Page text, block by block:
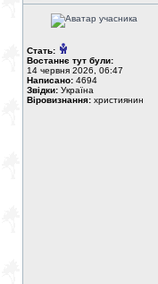
Стать:
Востаннє тут були:
14 червня 2026, 06:47
Написано: 4694
Звідки: Україна
Віровизнання: християнин